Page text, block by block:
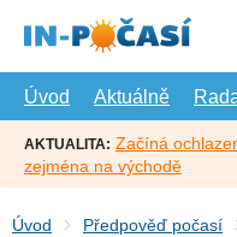
hlavní
Úvod
Aktuálně
AKTUALITA: Začíná
zejména na východě
Úvod Předpověď počasí